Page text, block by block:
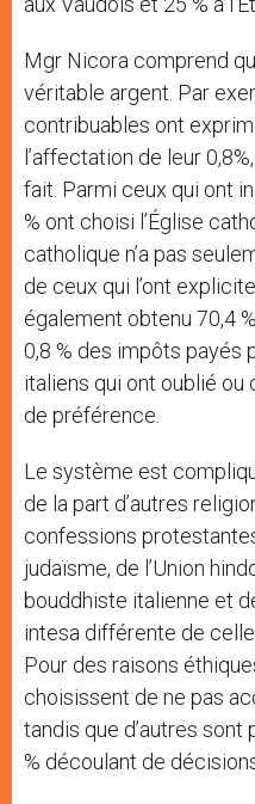
Mgr Nicora comprend
véritable argent. Par
contribuables ont
l’affectation de leur
fait. Parmi ceux qui ont
% ont choisi l’Église
catholique n’a pas
de ceux qui l’ont
également obtenu 70,4
0,8 % des impôts payés
italiens qui ont oublié
de préférence.
Le système est
de la part d’autres
confessions
judaïsme, de l’Union
bouddhiste italienne et
intesa différente de
Pour des raisons
choisissent de ne pas
tandis que d’autres sont
% découlant de